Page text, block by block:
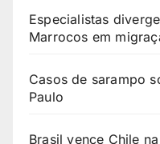
Especialistas
Marrocos em
Casos de sarampo
Paulo
Brasil vence Chile